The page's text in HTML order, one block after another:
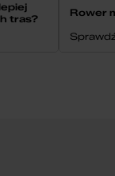
tras?
Rower